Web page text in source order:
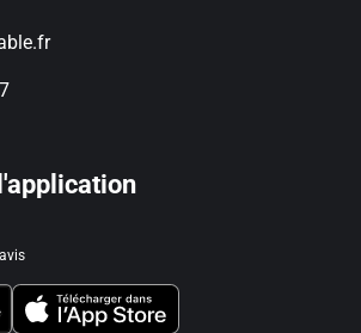
avis